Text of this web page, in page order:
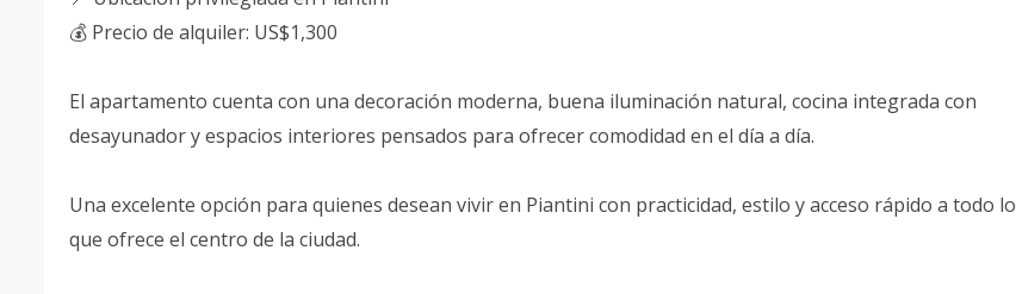
💰 Precio de alquiler: US$1,300
El apartamento cuenta con una decoración moderna, buena iluminación natural, cocina integrada con
desayunador y espacios interiores pensados para ofrecer comodidad en el día a día.
Una excelente opción para quienes desean vivir en Piantini con practicidad, estilo y acceso rápido a todo lo
que ofrece el centro de la ciudad.